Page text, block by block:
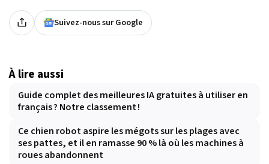
Suivez-nous sur Google
À lire aussi
Guide complet des meilleures IA gratuites à utiliser en
français ? Notre classement !
Ce chien robot aspire les mégots sur les plages avec
ses pattes, et il en ramasse 90 % là où les machines à
roues abandonnent